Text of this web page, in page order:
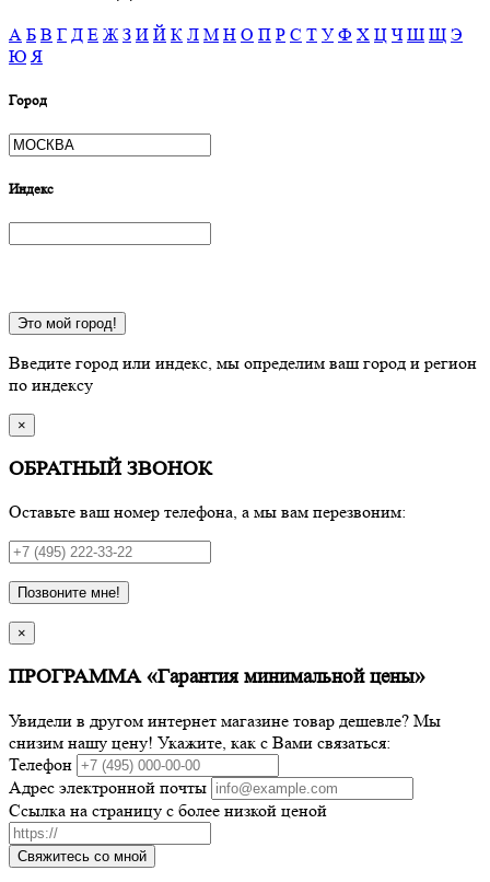
А Б В Г Д Е Ж З И Й К Л М Н О П Р С Т У Ф Х Ц Ч Ш Щ Э
Ю Я
Город
Индекс
Это мой город!
Введите город или индекс, мы определим ваш город и регион
по индексу
×
ОБРАТНЫЙ ЗВОНОК
Оставьте ваш номер телефона, а мы вам перезвоним:
Позвоните мне!
×
ПРОГРАММА «Гарантия минимальной цены»
Увидели в другом интернет магазине товар дешевле? Мы
снизим нашу цену! Укажите, как с Вами связаться:
Телефон
Адрес электронной почты
Ссылка на страницу с более низкой ценой
Свяжитесь со мной